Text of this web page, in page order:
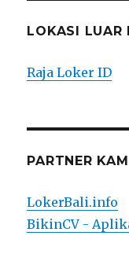
LOKASI LUAR
Raja Loker ID
PARTNER
LokerBali.info
BikinCV -